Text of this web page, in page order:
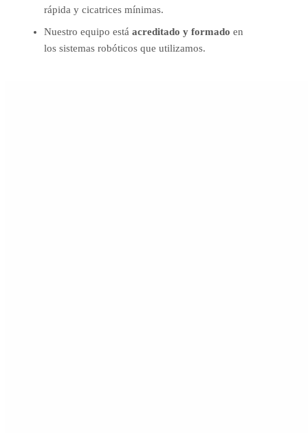
rápida y cicatrices mínimas.
Nuestro equipo está acreditado y formado en
los sistemas robóticos que utilizamos.